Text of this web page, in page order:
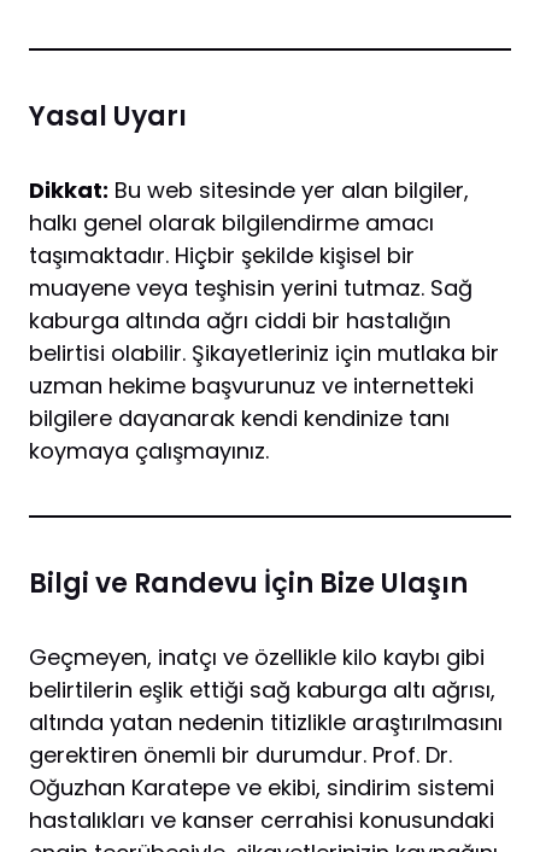
Yasal Uyarı
Dikkat: Bu web sitesinde yer alan bilgiler,
halkı genel olarak bilgilendirme amacı
taşımaktadır. Hiçbir şekilde kişisel bir
muayene veya teşhisin yerini tutmaz. Sağ
kaburga altında ağrı ciddi bir hastalığın
belirtisi olabilir. Şikayetleriniz için mutlaka bir
uzman hekime başvurunuz ve internetteki
bilgilere dayanarak kendi kendinize tanı
koymaya çalışmayınız.
Bilgi ve Randevu İçin Bize Ulaşın
Geçmeyen, inatçı ve özellikle kilo kaybı gibi
belirtilerin eşlik ettiği sağ kaburga altı ağrısı,
altında yatan nedenin titizlikle araştırılmasını
gerektiren önemli bir durumdur. Prof. Dr.
Oğuzhan Karatepe ve ekibi, sindirim sistemi
hastalıkları ve kanser cerrahisi konusundaki